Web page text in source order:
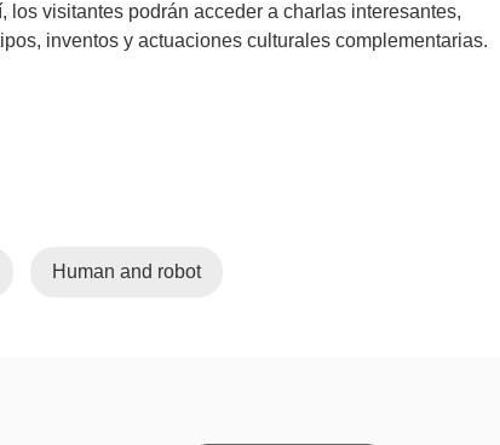
visitantes podrán acceder a charlas interesantes,
inventos y actuaciones culturales complementarias.
Human and robot